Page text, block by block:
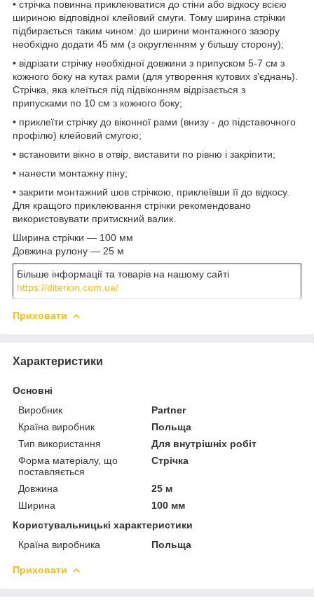
• стрічка повинна приклеюватися до стіни або відкосу всією
шириною відповідної клейовий смуги. Тому ширина стрічки
підбирається таким чином: до ширини монтажного зазору
необхідно додати 45 мм (з округленням у більшу сторону);
• відрізати стрічку необхідної довжини з припуском 5-7 см з
кожного боку на кутах рами (для утворення кутових з'єднань).
Стрічка, яка клеїться під підвіконням відрізається з
припусками по 10 см з кожного боку;
• приклеїти стрічку до віконної рами (внизу - до підставочного
профілю) клейовий смугою;
• встановити вікно в отвір, виставити по рівню і закріпити;
• нанести монтажну піну;
• закрити монтажний шов стрічкою, приклеївши її до відкосу.
Для кращого приклеювання стрічки рекомендовано
використовувати притискний валик.
Ширина стрічки ― 100 мм
Довжина рулону ― 25 м
Більше інформації та товарів на нашому сайті
https://diterion.com.ua/
Приховати
Характеристики
Основні
Виробник
Partner
Країна виробник
Польща
Тип використання
Для внутрішніх робіт
Форма матеріалу, що
поставляється
Стрічка
Довжина
25 м
Ширина
100 мм
Користувальницькі характеристики
Країна виробника
Польща
Приховати